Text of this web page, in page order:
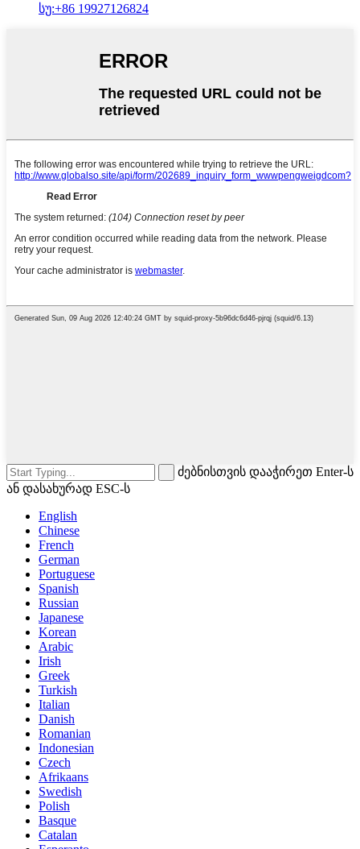
სუ:+86 19927126824
ძებნისთვის დააჭირეთ Enter-ს
ან დასახურად ESC-ს
English
Chinese
French
German
Portuguese
Spanish
Russian
Japanese
Korean
Arabic
Irish
Greek
Turkish
Italian
Danish
Romanian
Indonesian
Czech
Afrikaans
Swedish
Polish
Basque
Catalan